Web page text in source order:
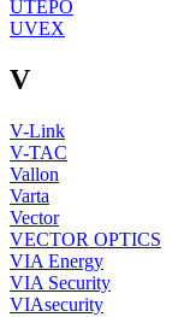
UTEPO
UVEX
V
V-Link
V-TAC
Vallon
Varta
Vector
VECTOR OPTICS
VIA Energy
VIA Security
VIAsecurity